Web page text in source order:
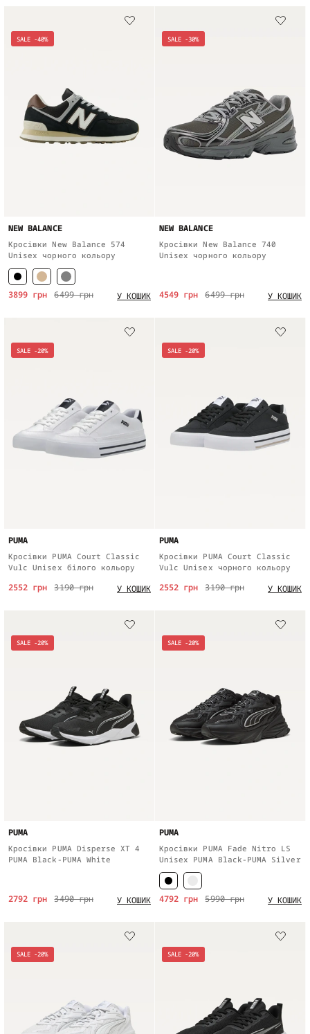
SALE -40%
NEW BALANCE
Кросівки New Balance 574
Unisex чорного кольору
6499 грн
3899 грн У КОШИК
SALE -30%
NEW BALANCE
Кросівки New Balance 740
Unisex чорного кольору
6499 грн
4549 грн У КОШИК
SALE -20%
PUMA
Кросівки PUMA Court Classic
Vulc Unisex білого кольору
3190 грн
2552 грн У КОШИК
SALE -20%
PUMA
Кросівки PUMA Court Classic
Vulc Unisex чорного кольору
3190 грн
2552 грн У КОШИК
SALE -20%
PUMA
Кросівки PUMA Disperse XT 4
PUMA Black-PUMA White
3490 грн
2792 грн У КОШИК
SALE -20%
PUMA
Кросівки PUMA Fade Nitro LS
Unisex PUMA Black-PUMA Silver
5990 грн
4792 грн У КОШИК
SALE -20% SALE -20%